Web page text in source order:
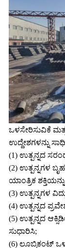
ಒಳಸೇರಿಸುವಿಕೆ
ಉದ್ದೇಶಗಳನ್ನು
(1) ಉತ್ಪನ್ನದ
(2) ಉತ್ಪನ್ನಗಳ
ಯಾಂತ್ರಿಕ
(3) ಉತ್ಪನ್ನಗಳ
(4) ಉತ್ಪನ್ನದ
(5) ಉತ್ಪನ್ನದ
ಸುಧಾರಿಸಿ;
(6) ಲೂಬ್ರಿಕಂಟ್